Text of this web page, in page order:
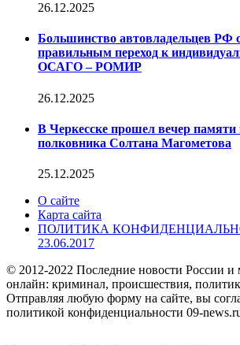
26.12.2025
Большинство автовладельцев РФ
правильным переход к
ОСАГО – РОМИР
26.12.2025
В Черкесске прошел вечер памяти
полковника Солтана Магометова
25.12.2025
О сайте
Карта сайта
ПОЛИТИКА
23.06.2017
© 2012-2022 Последние новости России и
онлайн: криминал, происшествия,
Отправляя любую форму на сайте, вы
политикой конфиденциальности 09-